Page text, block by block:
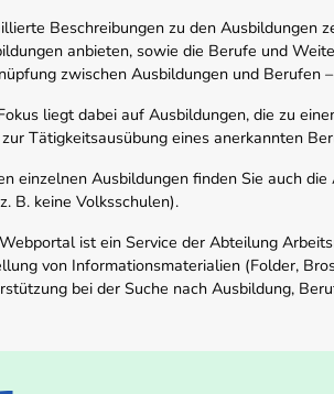
Beschreibungen zu den Ausbildungen
anbieten, sowie die Berufe und
zwischen Ausbildungen und Berufen
liegt dabei auf Ausbildungen, die zu
Tätigkeitsausübung eines anerkannten
einzelnen Ausbildungen finden Sie auch
B. keine Volksschulen).
ist ein Service der Abteilung
von Informationsmaterialien (Folder,
bei der Suche nach Ausbildung,